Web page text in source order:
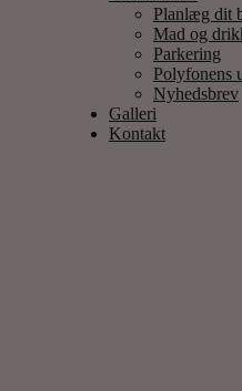
Planlæg dit
Mad og
Parkering
Polyfonens
Nyhedsbrev
Galleri
Kontakt